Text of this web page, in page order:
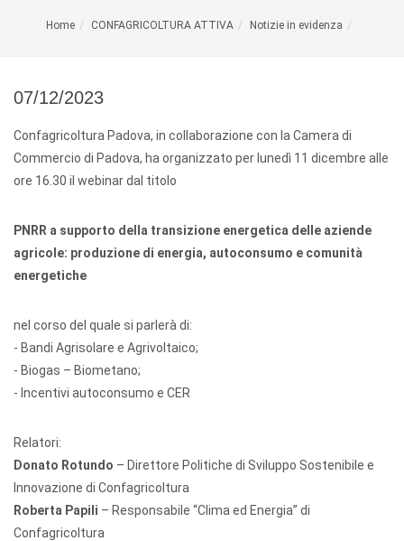
Home CONFAGRICOLTURA ATTIVA Notizie in evidenza
07/12/2023
Confagricoltura Padova, in collaborazione con la Camera di
Commercio di Padova, ha organizzato per lunedì 11 dicembre alle
ore 16.30 il webinar dal titolo
PNRR a supporto della transizione energetica delle aziende
agricole: produzione di energia, autoconsumo e comunità
energetiche
nel corso del quale si parlerà di:
- Bandi Agrisolare e Agrivoltaico;
- Biogas – Biometano;
- Incentivi autoconsumo e CER
Relatori:
Donato Rotundo – Direttore Politiche di Sviluppo Sostenibile e
Innovazione di Confagricoltura
Roberta Papili – Responsabile “Clima ed Energia” di
Confagricoltura